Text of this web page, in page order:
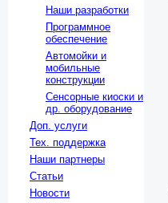
Наши разработки
Программное
обеспечение
Автомойки и
мобильные
конструкции
Сенсорные киоски и
др. оборудование
Доп. услуги
Тех. поддержка
Наши партнеры
Статьи
Новости